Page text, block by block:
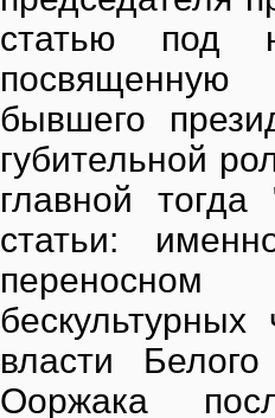
статью под
бывшего
губительной
главной
статьи:
власти
Ооржака